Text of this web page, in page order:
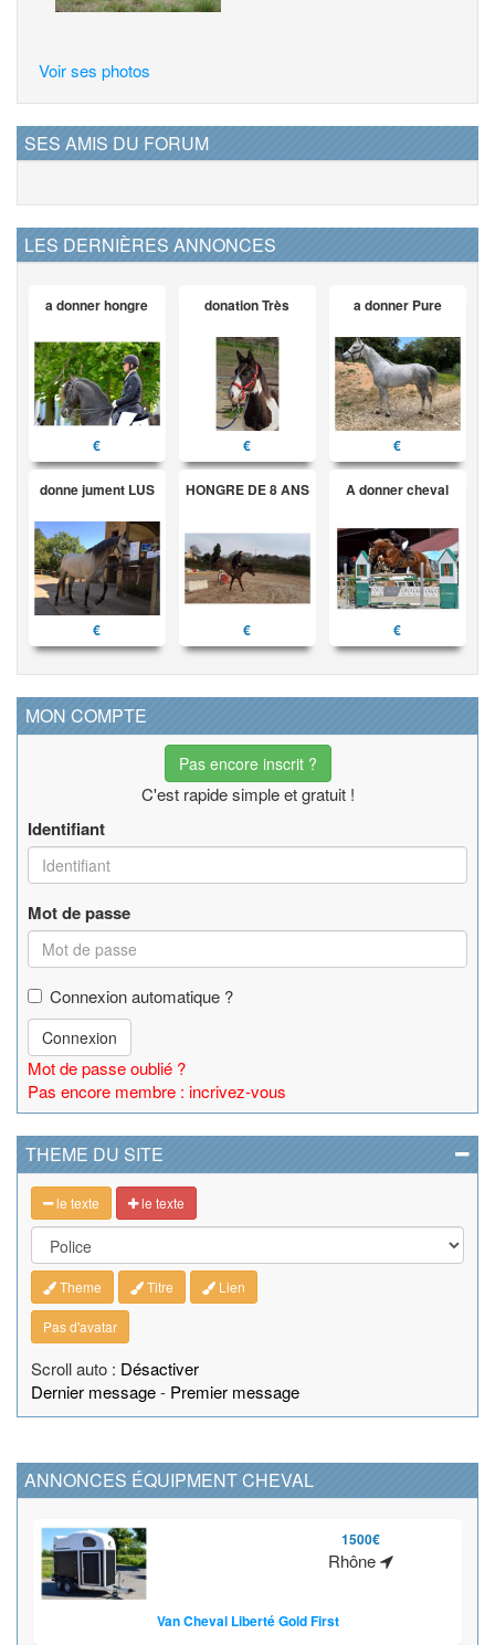
Voir ses photos
SES AMIS DU FORUM
LES DERNIÈRES ANNONCES
a donner hongre
€
donation Très
€
a donner Pure
€
donne jument LUS
€
HONGRE DE 8 ANS
€
A donner cheval
€
MON COMPTE
Pas encore inscrit ?
C'est rapide simple et gratuit !
Identifiant
Mot de passe
Connexion automatique ?
Connexion
Mot de passe oublié ?
Pas encore membre : incrivez-vous
THEME DU SITE
le texte le texte
Theme Titre Lien
Pas d'avatar
Scroll auto : Désactiver
Dernier message- Premier message
ANNONCES ÉQUIPMENT CHEVAL
1500€
Rhône
Van Cheval Liberté Gold First